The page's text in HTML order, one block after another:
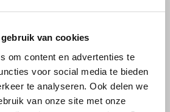
van cookies
om content en advertenties te
voor social media te bieden
te analyseren. Ook delen we
van onze site met onze